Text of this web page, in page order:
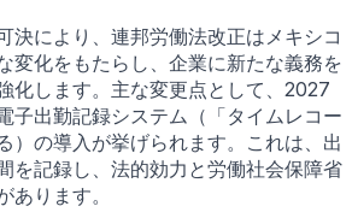
決により、連邦労働法改正はメキシコ
変化をもたらし、企業に新たな義務を
化します。主な変更点として、2027
子出勤記録システム（「タイムレコー
）の導入が挙げられます。これは、出
を記録し、法的効力と労働社会保障省
あります。